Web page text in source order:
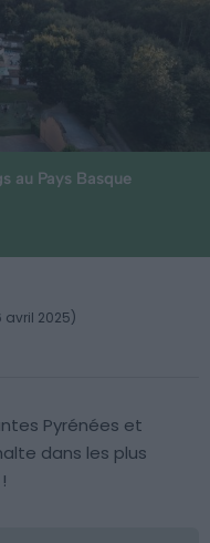
au Pays Basque
avril 2025)
Pyrénées et
dans les plus